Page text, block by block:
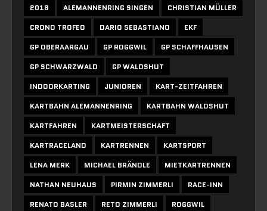
2018 ALEMANNENRING SINGEN
CHRISTIAN MÜLLER
CRONO TROFEO
DARIO SEBASTIANO
EKF
GP OBERAARGAU
GP ROGGWIL
GP SCHAFFHAUSEN
GP SCHWARZWALD
GP WALDSHUT
INDOORKARTING
JUNIOREN
KART-ZEITFAHREN
KARTBAHN ALEMANNENRING
KARTBAHN WALDSHUT
KARTFAHREN
KARTMEISTERSCHAFT
KARTRACELAND
KARTRENNEN
KARTSPORT
LENA MERK
MICHAEL BRÄNDLE
MIETKARTRENNEN
NATHAN NEUHAUS
PIRMIN ZIMMERLI
RACE-INN
RENATO BASLER
RETO ZIMMERLI ROGGWIL